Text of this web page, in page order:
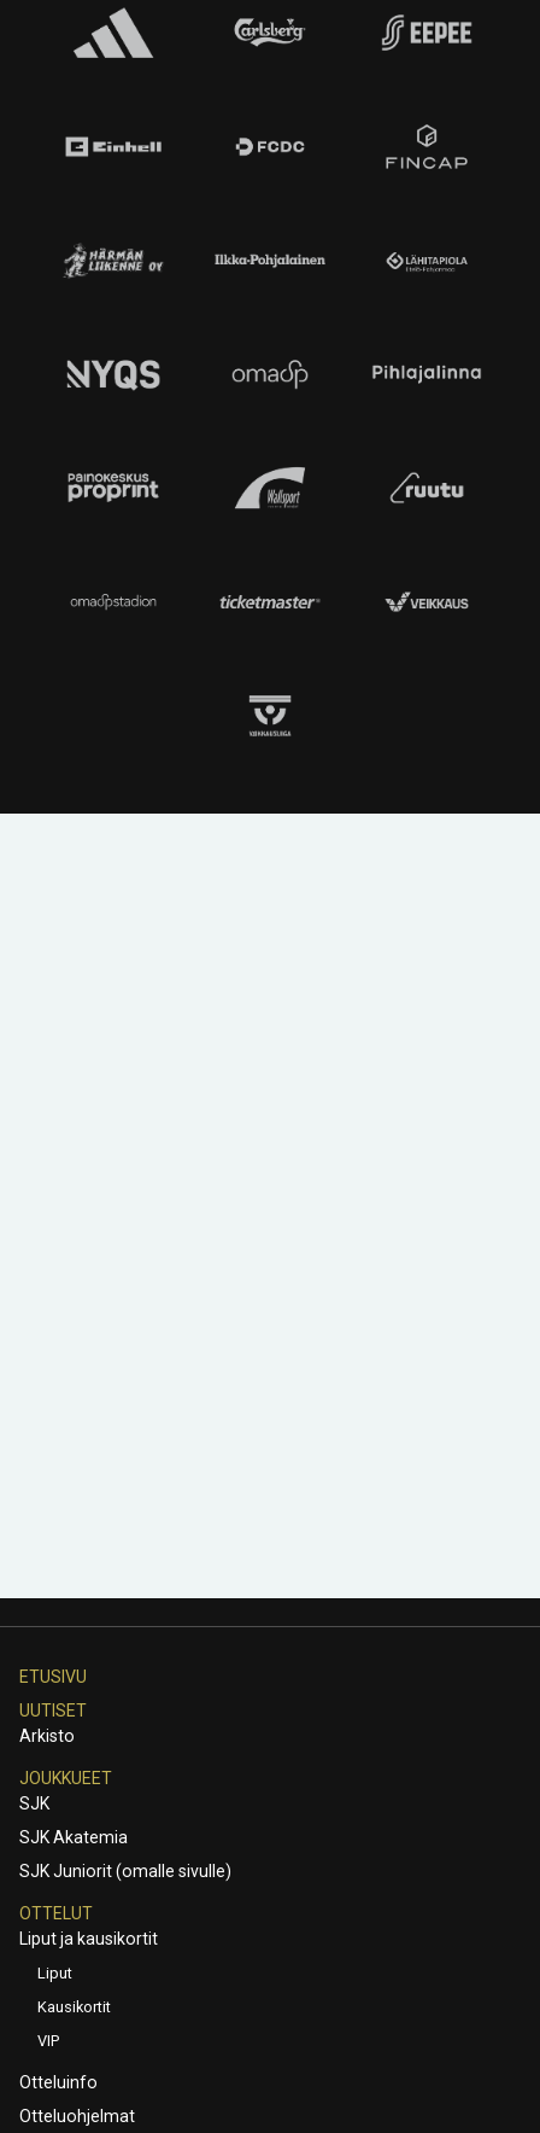
ETUSIVU
UUTISET
Arkisto
JOUKKUEET
SJK
SJK Akatemia
SJK Juniorit (omalle sivulle)
OTTELUT
Liput ja kausikortit
Liput
Kausikortit
VIP
Otteluinfo
Otteluohjelmat